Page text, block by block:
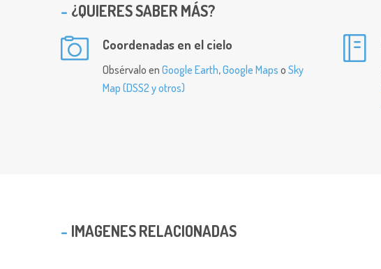
¿QUIERES SABER MÁS?
Coordenadas en el cielo
Obsérvalo en Google Earth,Google Maps o Sky
Map (DSS2 y otros)
IMAGENES RELACIONADAS